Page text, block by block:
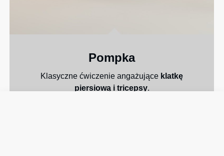
Pompka
Klasyczne ćwiczenie angażujące klatkę
piersiową i tricepsy.